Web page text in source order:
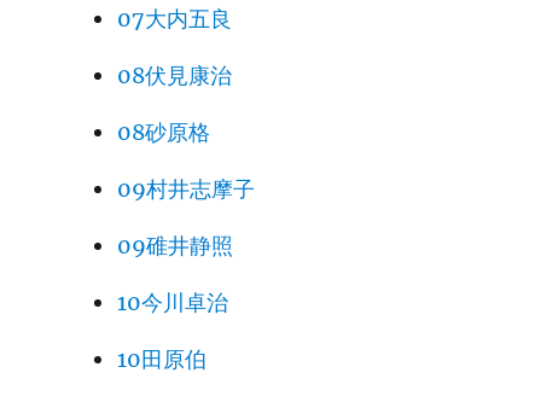
07大内五良
08伏見康治
08砂原格
09村井志摩子
09碓井静照
10今川卓治
10田原伯